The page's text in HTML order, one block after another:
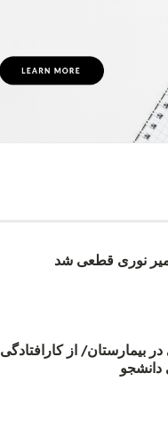
نوری قطعی شد
بیمارستان/ از کارافتادگی